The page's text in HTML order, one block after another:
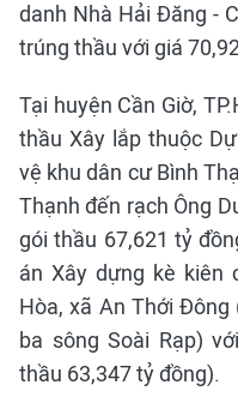
danh Nhà Hải Đăng -
trúng thầu với giá
Tại huyện Cần Giờ,
thầu Xây lắp thuộc
vệ khu dân cư Bình
Thạnh đến rạch Ông
gói thầu 67,621 tỷ
án Xây dựng kè kiên
Hòa, xã An Thới
ba sông Soài Rạp)
thầu 63,347 tỷ đồng).